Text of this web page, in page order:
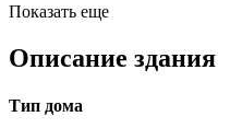
Показать еще
Описание здания
Тип дома